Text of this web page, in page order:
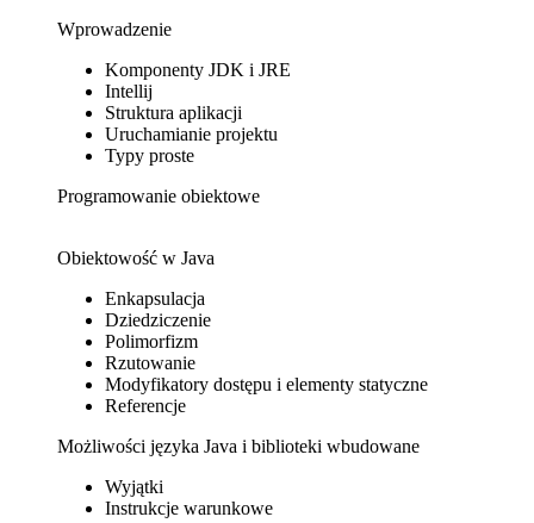
Wprowadzenie
Komponenty JDK i JRE
Intellij
Struktura aplikacji
Uruchamianie projektu
Typy proste
Programowanie obiektowe
Obiektowość w Java
Enkapsulacja
Dziedziczenie
Polimorfizm
Rzutowanie
Modyfikatory dostępu i elementy statyczne
Referencje
Możliwości języka Java i biblioteki wbudowane
Wyjątki
Instrukcje warunkowe